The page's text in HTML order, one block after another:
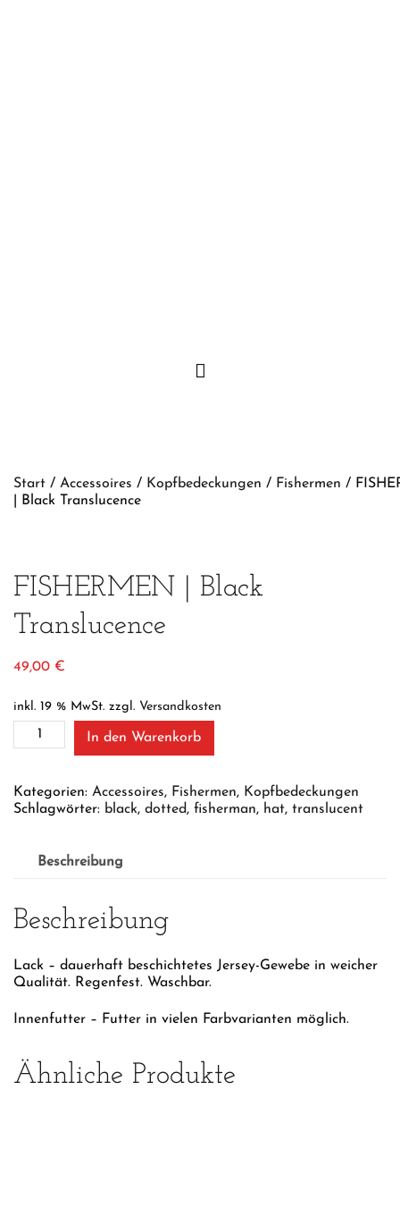
Start / Accessoires / Kopfbedeckungen / Fishermen /
| Black Translucence
FISHERMEN | Black
Translucence
49,00 €
inkl. 19 % MwSt. zzgl. Versandkosten
FISHERMEN
|
Menge
In den Warenkorb
Kategorien: Accessoires, Fishermen, Kopfbedeckungen
Schlagwörter: black, dotted, fisherman, hat, translucent
Beschreibung
Beschreibung
Lack – dauerhaft beschichtetes Jersey-Gewebe in weicher
Qualität. Regenfest. Waschbar.
Innenfutter – Futter in vielen Farbvarianten möglich.
Ähnliche Produkte